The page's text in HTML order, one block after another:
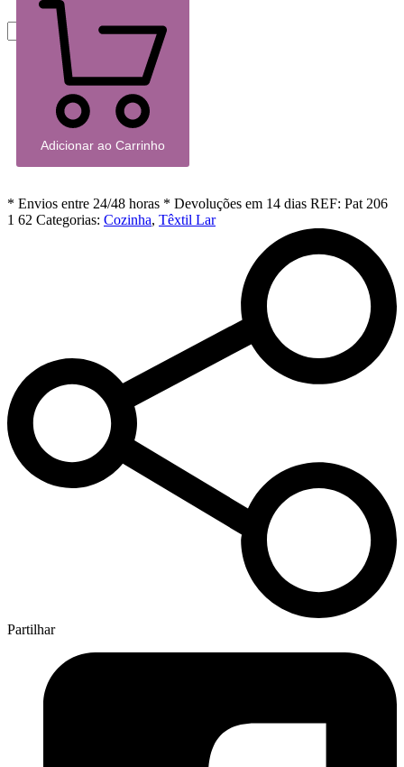
Adicionar ao Carrinho
* Envios entre 24/48 horas * Devoluções em 14 dias REF: Pat 206
1 62 Categorias: Cozinha, Têxtil Lar
Partilhar